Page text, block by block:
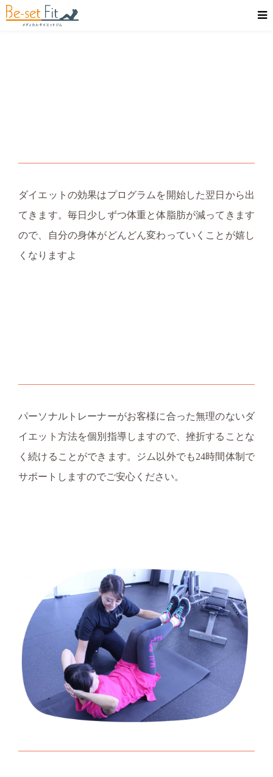
ダイエットの効果はプログラムを開始した翌日から出
てきます。毎日少しずつ体重と体脂肪が減ってきます
ので、自分の身体がどんどん変わっていくことが嬉し
くなりますよ
パーソナルトレーナーがお客様に合った無理のないダ
イエット方法を個別指導しますので、挫折することな
く続けることができます。ジム以外でも24時間体制で
サポートしますのでご安心ください。